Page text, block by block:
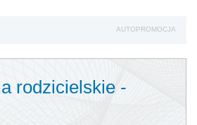
AUTOPROMOCJA
rodzicielskie -